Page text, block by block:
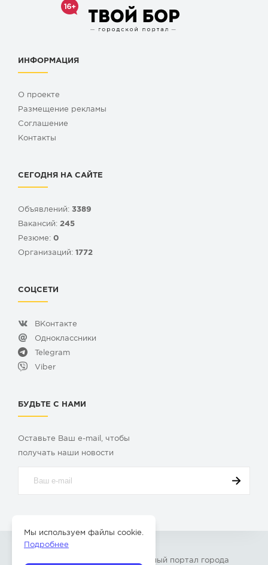
ИНФОРМАЦИЯ
О проекте
Размещение рекламы
Cоглашение
Контакты
СЕГОДНЯ НА САЙТЕ
Объявлений: 3389
Вакансий: 245
Резюме: 0
Организаций: 1772
СОЦСЕТИ
ВКонтакте
Одноклассники
Telegram
Viber
БУДЬТЕ С НАМИ
Оставьте Ваш e-mail, чтобы
получать наши новости
» – Главный портал города
Мы используем файлы cookie.
Подробнее